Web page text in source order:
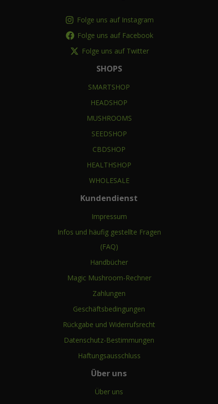
Folge uns auf Instagram
Folge uns auf Facebook
Folge uns auf Twitter
SHOPS
SMARTSHOP
HEADSHOP
MUSHROOMS
SEEDSHOP
CBDSHOP
HEALTHSHOP
WHOLESALE
Kundendienst
Impressum
Infos und häufig gestellte Fragen
(FAQ)
Handbücher
Magic Mushroom-Rechner
Zahlungen
Geschäftsbedingungen
Rückgabe und Widerrufsrecht
Datenschutz-Bestimmungen
Haftungsausschluss
Über uns
Über uns